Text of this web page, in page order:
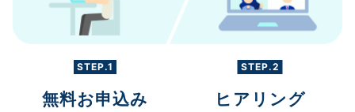
STEP.1
無料お申込み
STEP.2
ヒアリング